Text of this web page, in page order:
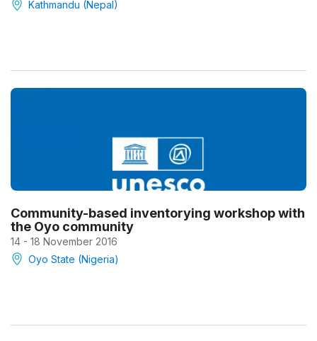
Kathmandu (Nepal)
Community-based inventorying workshop with
the Oyo community
14 - 18 November 2016
Oyo State (Nigeria)